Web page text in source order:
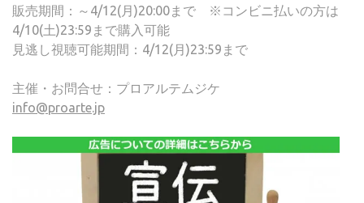
販売期間：～4/12(月)20:00まで ※コンビニ払いの方は
4/10(土)23:59まで購入可能
見逃し視聴可能期間：4/12(月)23:59まで
主催・お問合せ：プロアルテムジケ
info@proarte.jp